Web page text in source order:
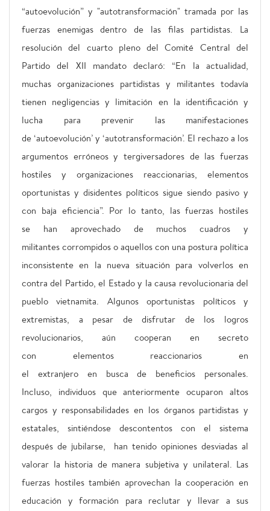
“autoevolución” y "autotransformación" tramada por las
fuerzas enemigas dentro de las filas partidistas. La
resolución del cuarto pleno del Comité Central del
Partido del XII mandato declaró: “En la actualidad,
muchas organizaciones partidistas y militantes todavía
tienen negligencias y limitación en la identificación y
lucha para prevenir las manifestaciones
de ‘autoevolución’ y ‘autotransformación’. El rechazo a los
argumentos erróneos y tergiversadores de las fuerzas
hostiles y organizaciones reaccionarias, elementos
oportunistas y disidentes políticos sigue siendo pasivo y
con baja eficiencia”. Por lo tanto, las fuerzas hostiles
se han aprovechado de muchos cuadros y
militantes corrompidos o aquellos con una postura política
inconsistente en la nueva situación para volverlos en
contra del Partido, el Estado y la causa revolucionaria del
pueblo vietnamita. Algunos oportunistas políticos y
extremistas, a pesar de disfrutar de los logros
revolucionarios, aún cooperan en secreto
con elementos reaccionarios en
el extranjero en busca de beneficios personales.
Incluso, individuos que anteriormente ocuparon altos
cargos y responsabilidades en los órganos partidistas y
estatales, sintiéndose descontentos con el sistema
después de jubilarse, han tenido opiniones desviadas al
valorar la historia de manera subjetiva y unilateral. Las
fuerzas hostiles también aprovechan la cooperación en
educación y formación para reclutar y llevar a sus